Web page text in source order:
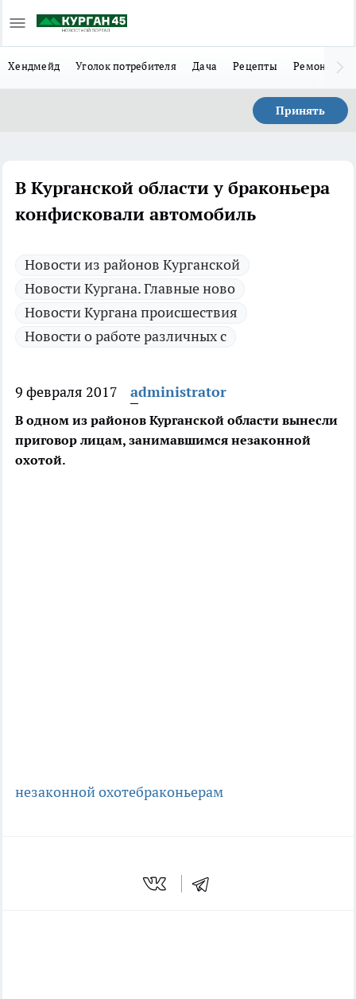
Хендмейд Уголок потребителя Дача Рецепты Ремонт
Принять
В Курганской области у браконьера
конфисковали автомобиль
Новости из районов Курганской
Новости Кургана. Главные ново
Новости Кургана происшествия
Новости о работе различных с
9 февраля 2017 administrator
В одном из районов Курганской области вынесли
приговор лицам, занимавшимся незаконной
охотой.
незаконной охотебраконьерам